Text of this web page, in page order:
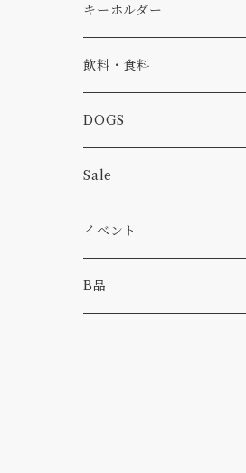
コラボ
食品
焚き火
小物
バイク
カー
キャップ、ニット
バッグ
小物
パンツ
パーカー・トレーナー
ワッペン
ステッカー
ピン
キーホルダー
飲料・食料
コーヒー
食べ物
DOGS
Sale
カー
キャンプ
イベント
B品